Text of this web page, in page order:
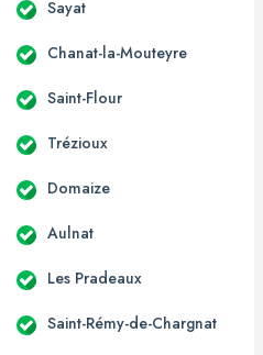
Sayat
Chanat-la-Mouteyre
Saint-Flour
Trézioux
Domaize
Aulnat
Les Pradeaux
Saint-Rémy-de-Chargnat